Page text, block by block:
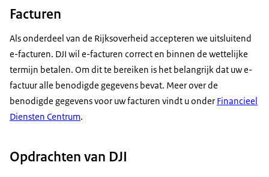
Facturen
Als onderdeel van de Rijksoverheid accepteren we uitsluitend
e-facturen. DJI wil e-facturen correct en binnen de wettelijke
termijn betalen. Om dit te bereiken is het belangrijk dat uw e-
factuur alle benodigde gegevens bevat. Meer over de
benodigde gegevens voor uw facturen vindt u onder Financieel
Diensten Centrum.
Opdrachten van DJI